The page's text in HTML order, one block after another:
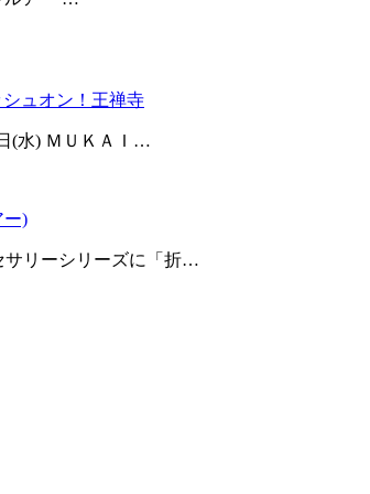
ュオン！王禅寺
(水) ＭＵＫＡＩ…
ー)
サリーシリーズに「折…